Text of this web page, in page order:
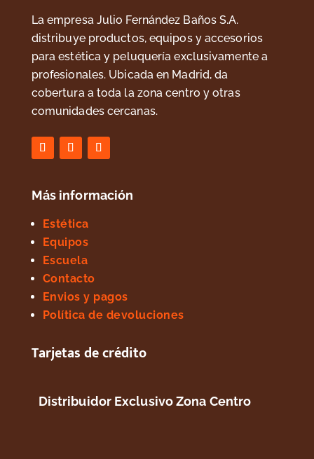
La empresa Julio Fernández Baños S.A.
distribuye productos, equipos y accesorios
para estética y peluquería exclusivamente a
profesionales. Ubicada en Madrid, da
cobertura a toda la zona centro y otras
comunidades cercanas.
Más información
Estética
Equipos
Escuela
Contacto
Envios y pagos
Política de devoluciones
Tarjetas de crédito
Distribuidor Exclusivo Zona Centro